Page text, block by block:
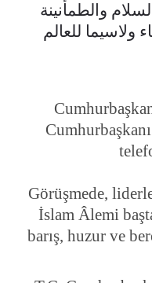
والطمأنينة
ولاسيما للعالم
Görüşmede,
İslam Âlemi
barış, huzur ve